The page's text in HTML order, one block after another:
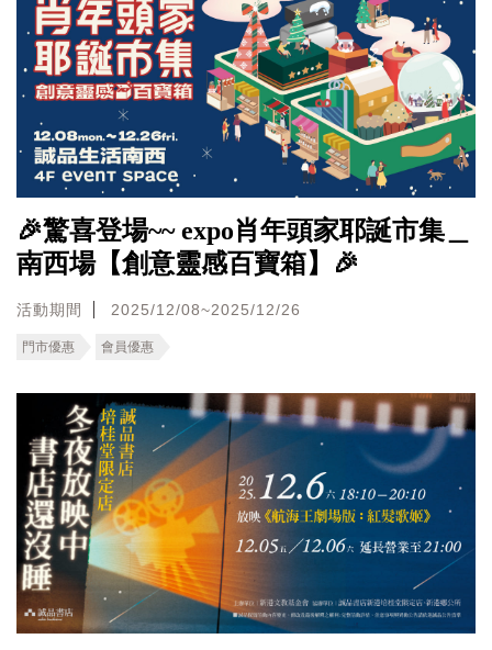
🎉驚喜登場~~ expo肖年頭家耶誕市集＿
南西場【創意靈感百寶箱】🎉
活動期間 2025/12/08~2025/12/26
門市優惠 會員優惠